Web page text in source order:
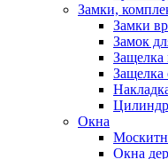
Замки,
Замки
Замок
Защелка
Защелка
Окна
Окна